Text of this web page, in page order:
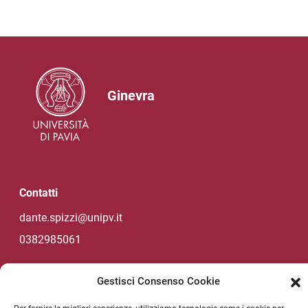
Gestisci Consenso Cookie
Ginevra
Contatti
dante.spizzi@unipv.it
0382985061